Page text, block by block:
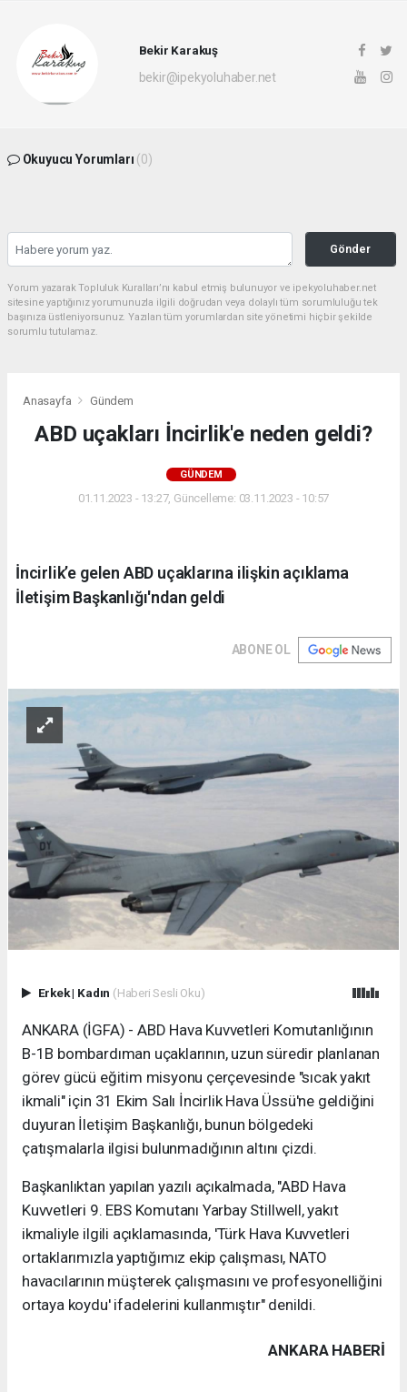
Bekir Karakuş
bekir@ipekyoluhaber.net
Okuyucu Yorumları (0)
Gönder
Yorum yazarak Topluluk Kuralları’nı kabul etmiş bulunuyor ve ipekyoluhaber.net
sitesine yaptığınız yorumunuzla ilgili doğrudan veya dolaylı tüm sorumluluğu tek
başınıza üstleniyorsunuz. Yazılan tüm yorumlardan site yönetimi hiçbir şekilde
sorumlu tutulamaz.
Anasayfa Gündem
ABD uçakları İncirlik'e neden geldi?
GÜNDEM
01.11.2023 - 13:27, Güncelleme: 03.11.2023 - 10:57
İncirlik’e gelen ABD uçaklarına ilişkin açıklama
İletişim Başkanlığı'ndan geldi
ABONE OL
Erkek| Kadın (Haberi Sesli Oku)
ANKARA (İGFA) - ABD Hava Kuvvetleri Komutanlığının
B-1B bombardıman uçaklarının, uzun süredir planlanan
görev gücü eğitim misyonu çerçevesinde "sıcak yakıt
ikmali" için 31 Ekim Salı İncirlik Hava Üssü'ne geldiğini
duyuran İletişim Başkanlığı, bunun bölgedeki
çatışmalarla ilgisi bulunmadığının altını çizdi.
Başkanlıktan yapılan yazılı açıkalmada, "ABD Hava
Kuvvetleri 9. EBS Komutanı Yarbay Stillwell, yakıt
ikmaliyle ilgili açıklamasında, 'Türk Hava Kuvvetleri
ortaklarımızla yaptığımız ekip çalışması, NATO
havacılarının müşterek çalışmasını ve profesyonelliğini
ortaya koydu' ifadelerini kullanmıştır" denildi.
ANKARA HABERİ